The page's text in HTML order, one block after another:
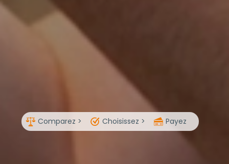
Comparez > Choisissez > Payez